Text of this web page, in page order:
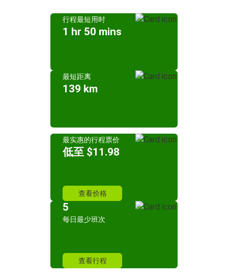
行程最短用时
1 hr 50 mins
最短距离
139 km
最实惠的行程票价
低至 $11.98
查看价格
5
每日最少班次
查看行程